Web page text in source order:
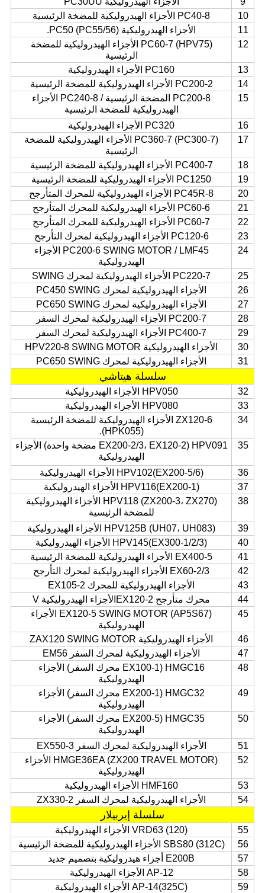
10
PC40-8 الأجزاء الهيدروليكية للمضخة الرئيسية
11
الأجزاء الهيدروليكية PC50 (PC55/56).
12
PC60-7 (HPV75) الأجزاء الهيدروليكية للمضخة
الرئيسية
13
PC160 الأجزاء الهيدروليكية
14
PC200-2 الأجزاء الهيدروليكية للمضخة الرئيسية
15
PC200-8 المضخة الرئيسية / PC240-8 الأجزاء
الهيدروليكية للمضخة الرئيسية
16
PC320 الأجزاء الهيدروليكية
17
PC360-7 (PC300-7) الأجزاء الهيدروليكية للمضخة
الرئيسية
18
PC400-7 الأجزاء الهيدروليكية للمضخة الرئيسية
19
PC1250 الأجزاء الهيدروليكية للمضخة الرئيسية
20
PC45R-8 الأجزاء الهيدروليكية للمحرك المتأرجح
21
PC60-6 الأجزاء الهيدروليكية للمحرك المتأرجح
22
PC60-7 الأجزاء الهيدروليكية للمحرك المتأرجح
23
PC120-6 الأجزاء الهيدروليكية لمحرك التأرجح
24
PC200-6 SWING MOTOR / LMF45 الأجزاء
الهيدروليكية
25
PC220-7 الأجزاء الهيدروليكية لمحرك SWING
26
الأجزاء الهيدروليكية لمحرك PC450 SWING
27
الأجزاء الهيدروليكية لمحرك PC650 SWING
28
PC200-7 الأجزاء الهيدروليكية لمحرك السفر
29
PC400-7 الأجزاء الهيدروليكية لمحرك السفر
30
الأجزاء الهيدروليكية HPV220-8 SWING MOTOR
31
الأجزاء الهيدروليكية لمحرك PC650 SWING
سلسلة هيتاشي
32
HPV050 الأجزاء الهيدروليكية
33
HPV080 الأجزاء الهيدروليكية
34
ZX120-6 الأجزاء الهيدروليكية للمضخة الرئيسية
(HPK055).
35
HPV091 (EX200-2/3، EX120-2 مضخة واحدة) الأجزاء
الهيدروليكية
36
HPV102(EX200-5/6) الأجزاء الهيدروليكية
37
HPV116(EX200-1) الأجزاء الهيدروليكية
38
HPV118 (ZX200-3، ZX270) الأجزاء الهيدروليكية
للمضخة الرئيسية
39
HPV125B (UH07، UH083) الأجزاء الهيدروليكية
40
HPV145(EX300-1/2/3) الأجزاء الهيدروليكية
41
EX400-5 الأجزاء الهيدروليكية للمضخة الرئيسية
42
EX60-2/3 الأجزاء الهيدروليكية لمحرك التأرجح
43
الأجزاء الهيدروليكية للمحرك EX105-2
44
محرك متأرجح EX120-2
الأجزاء الهيدروليكية V
45
EX120-5 SWING MOTOR (AP5S67) الأجزاء
الهيدروليكية
46
الأجزاء الهيدروليكية ZAX120 SWING MOTOR
47
الأجزاء الهيدروليكية لمحرك السفر EM56
48
HMGC16 (EX100-1 محرك السفر) الأجزاء
الهيدروليكية
49
HMGC32 (EX200-1 محرك السفر) الأجزاء
الهيدروليكية
50
HMGC35 (EX200-5 محرك السفر) الأجزاء
الهيدروليكية
51
الأجزاء الهيدروليكية لمحرك السفر EX550-3
52
HMGE36EA (ZX200 TRAVEL MOTOR) الأجزاء
الهيدروليكية
53
HMF160 الأجزاء الهيدروليكية
54
الأجزاء الهيدروليكية لمحرك السفر ZX330-2
سلسلة إيربيلار
55
VRD63 (120) الأجزاء الهيدروليكية
56
SBS80 (312C) الأجزاء الهيدروليكية للمضخة الرئيسية
57
E200B أجزاء هيدروليكية بتصميم جديد
58
AP-12 الأجزاء الهيدروليكية
59
AP-14(325C) الأجزاء الهيدروليكية